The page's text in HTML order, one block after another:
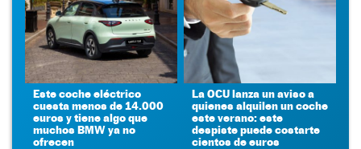
Este coche eléctrico
cuesta menos de 14.000
euros y tiene algo que
muchos BMW ya no
ofrecen
La OCU lanza un aviso a
quienes alquilen un coche
este verano: este
despiste puede costarte
cientos de euros